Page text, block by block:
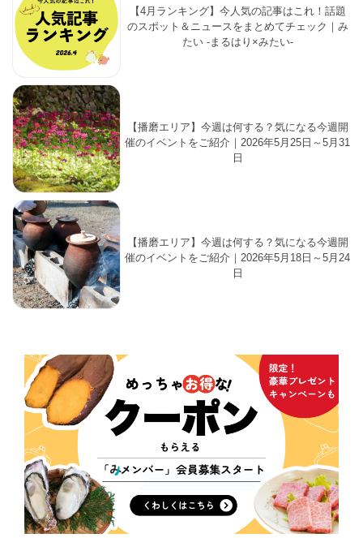
【4月ランキング】今人気の記事はこれ！話題
のスポット＆ニュースをまとめてチェック｜み
たい -まるはり×みたい-
【播磨エリア】今週は何する？気になる今週開
催のイベントをご紹介｜2026年5月25日～5月31
日
【播磨エリア】今週は何する？気になる今週開
催のイベントをご紹介｜2026年5月18日～5月24
日